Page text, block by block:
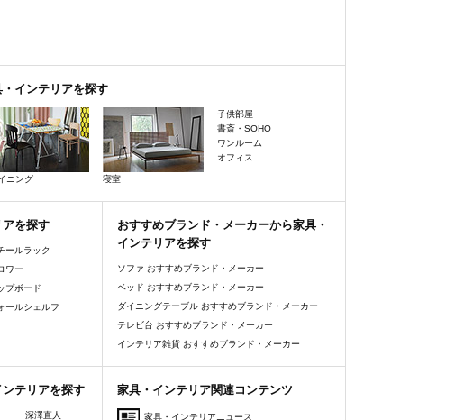
インテリアを探す
ニング 寝室
子供部屋
書斎・SOHO
ワンルーム
オフィス
を探す
ールラック
ワー
プボード
ールシェルフ
おすすめブランド・メーカーから家具・
インテリアを探す
ソファ おすすめブランド・メーカー
ベッド おすすめブランド・メーカー
ダイニングテーブル おすすめブランド・メーカー
テレビ台 おすすめブランド・メーカー
インテリア雑貨 おすすめブランド・メーカー
テリアを探す
深澤直人
家具・インテリア関連コンテンツ
家具・インテリアニュース